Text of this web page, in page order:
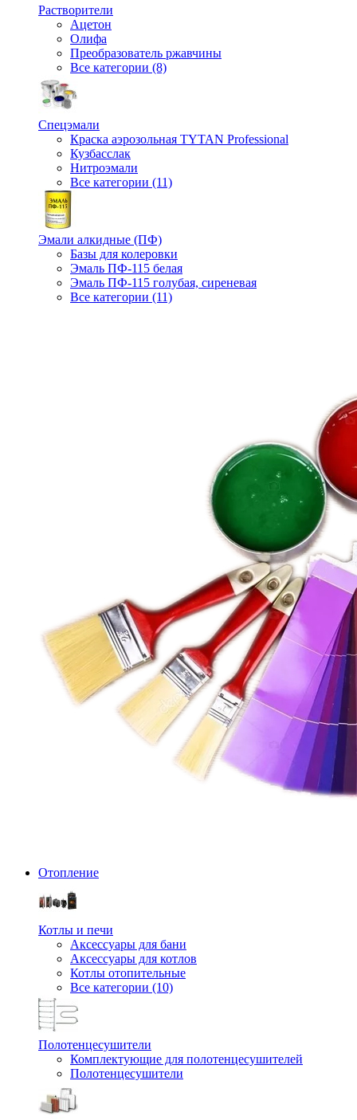
Растворители
Ацетон
Олифа
Преобразователь ржавчины
Все категории (8)
Спецэмали
Краска аэрозольная TYTAN Professional
Кузбасслак
Нитроэмали
Все категории (11)
Эмали алкидные (ПФ)
Базы для колеровки
Эмаль ПФ-115 белая
Эмаль ПФ-115 голубая, сиреневая
Все категории (11)
Отопление
Котлы и печи
Аксессуары для бани
Аксессуары для котлов
Котлы отопительные
Все категории (10)
Полотенцесушители
Комплектующие для полотенцесушителей
Полотенцесушители